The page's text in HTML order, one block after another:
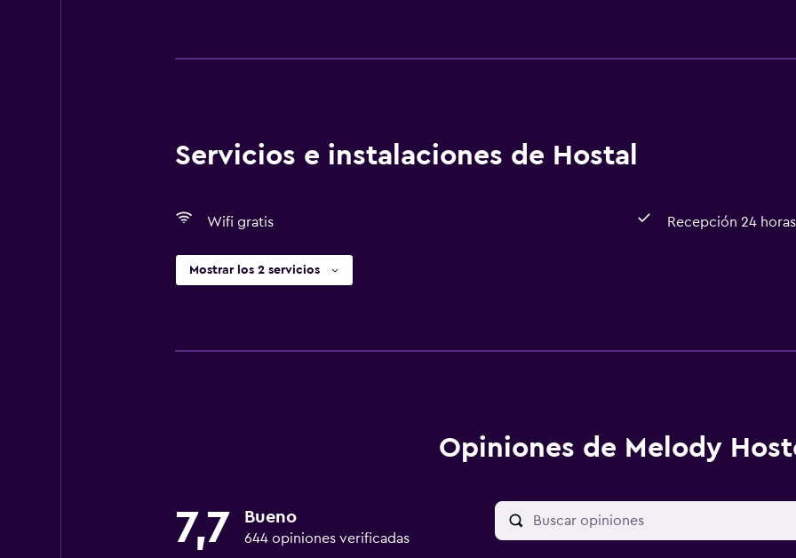
Servicios e instalaciones de Hostal
Wifi gratis Recepción 24 horas
Mostrar los 2 servicios
Opiniones de Melody
7,7 Bueno
644 opiniones verificadas